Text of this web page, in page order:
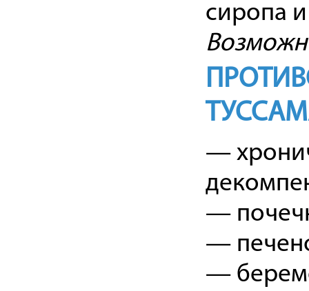
сиропа
—
—
—
—